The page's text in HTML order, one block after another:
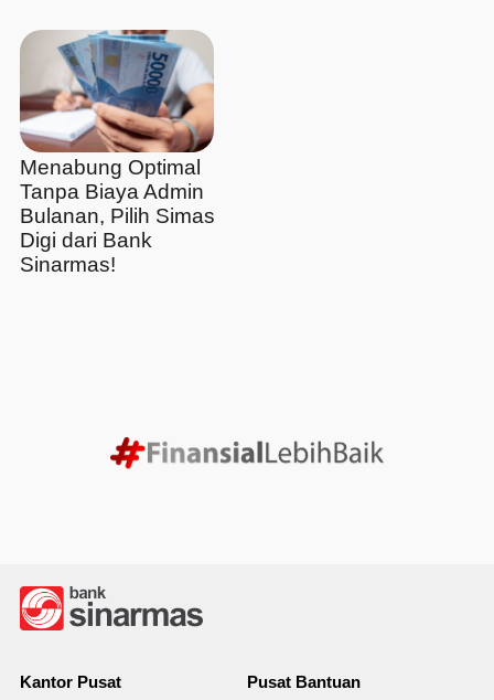
Menabung Optimal
Tanpa Biaya Admin
Bulanan, Pilih Simas
Digi dari Bank
Sinarmas!
Kantor Pusat
Pusat Bantuan